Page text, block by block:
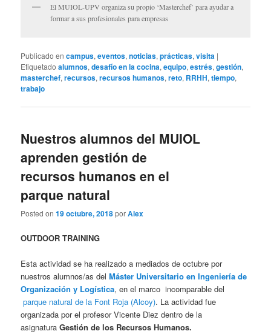
El MUIOL-UPV organiza su propio ‘Masterchef’ para ayudar a
formar a sus profesionales para empresas
Publicado en campus,eventos,noticias,prácticas,visita |
Etiquetado alumnos,desafío en la cocina,equipo,estrés,gestión,
masterchef,recursos,recursos humanos,reto, RRHH,tiempo,
trabajo
Nuestros alumnos del MUIOL
aprenden gestión de
recursos humanos en el
parque natural
Posted on19 octubre, 2018porAlex
OUTDOOR TRAINING
Esta actividad se ha realizado a mediados de octubre por
nuestros alumnos/as delMáster Universitario en Ingeniería de
Organización y Logística, en el marco incomparable del
parque natural de la Font Roja (Alcoy). La actividad fue
organizada por el profesor Vicente Diez dentro de la
asignaturaGestión de los Recursos Humanos.